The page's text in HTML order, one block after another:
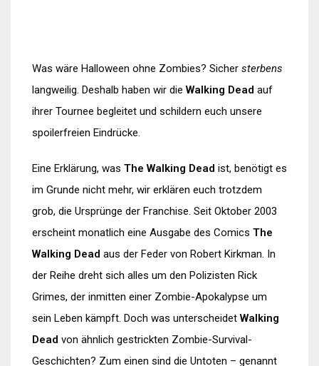
Was wäre Halloween ohne Zombies? Sicher sterbens
langweilig. Deshalb haben wir dieWalking Dead auf
ihrer Tournee begleitet und schildern euch unsere
spoilerfreien Eindrücke.
Eine Erklärung, was The Walking Dead ist, benötigt es
im Grunde nicht mehr, wir erklären euch trotzdem
grob, die Ursprünge der Franchise. Seit Oktober 2003
erscheint monatlich eine Ausgabe des Comics The
Walking Dead aus der Feder von Robert Kirkman. In
der Reihe dreht sich alles um den Polizisten Rick
Grimes, der inmitten einer Zombie-Apokalypse um
sein Leben kämpft. Doch was unterscheidetWalking
Dead von ähnlich gestrickten Zombie-Survival-
Geschichten? Zum einen sind die Untoten – genannt